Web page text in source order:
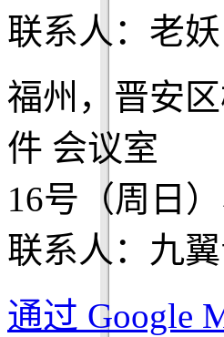
联系人：老
福州，晋安
件 会议室
16号（周日
联系人：九
通过 Google